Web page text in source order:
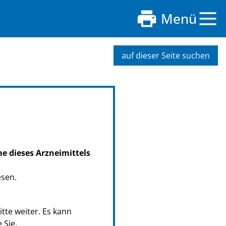
Menü
auf dieser Seite suchen
dieses Arzneimittels
weiter. Es kann
Sie.